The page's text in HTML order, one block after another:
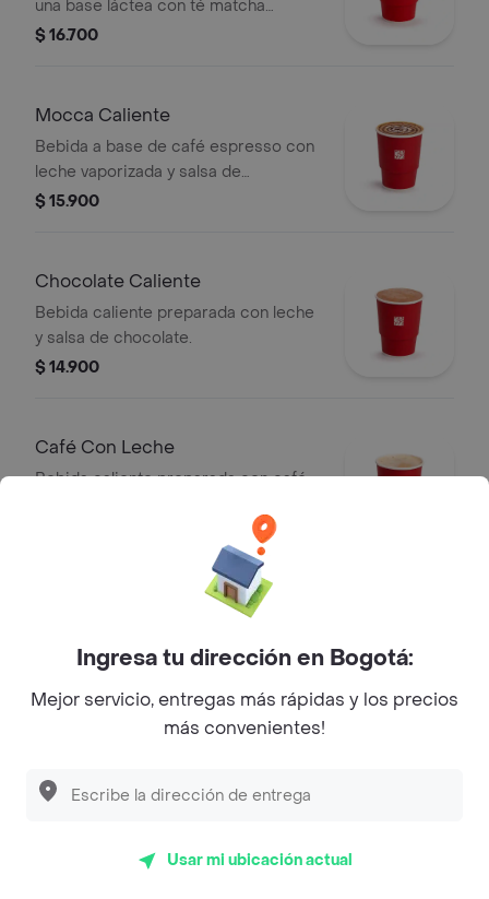
una base láctea con té matcha
previamente endulzada.
$ 16.700
Mocca Caliente
Bebida a base de café espresso con
leche vaporizada y salsa de
chocolate.
$ 15.900
Chocolate Caliente
Bebida caliente preparada con leche
y salsa de chocolate.
$ 14.900
Café Con Leche
Bebida caliente preparada con café
Infusión aromática en agua caliente
de flor de jamaica, toronjil y mora.
$ 10.700
Aromática Silvestre
Infusión aromática en agua caliente
Ingresa tu dirección en Bogotá:
Mejor servicio, entregas más rápidas y los precios
más convenientes!
Usar mi ubicación actual